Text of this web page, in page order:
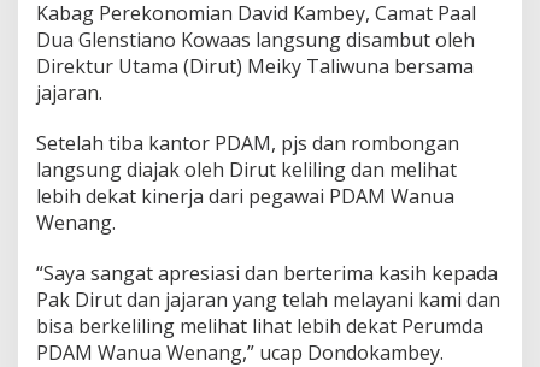
r
a
p
s
i
m
k
a
n
P
e
Kabag Perekonomian David Kambey, Camat Paal
Dua Glenstiano Kowaas langsung disambut oleh
Direktur Utama (Dirut) Meiky Taliwuna bersama
jajaran.
Setelah tiba kantor PDAM, pjs dan rombongan
langsung diajak oleh Dirut keliling dan melihat
lebih dekat kinerja dari pegawai PDAM Wanua
Wenang.
“Saya sangat apresiasi dan berterima kasih kepada
Pak Dirut dan jajaran yang telah melayani kami dan
bisa berkeliling melihat lihat lebih dekat Perumda
PDAM Wanua Wenang,” ucap Dondokambey.